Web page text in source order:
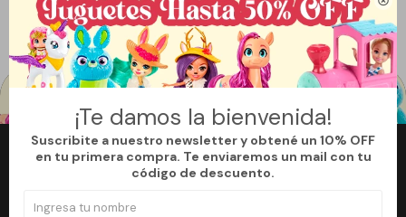
¡Te damos la bienvenida!
Suscribite a nuestro newsletter y obtené un 10% OFF
en tu primera compra. Te enviaremos un mail con tu
código de descuento.
Newsletter